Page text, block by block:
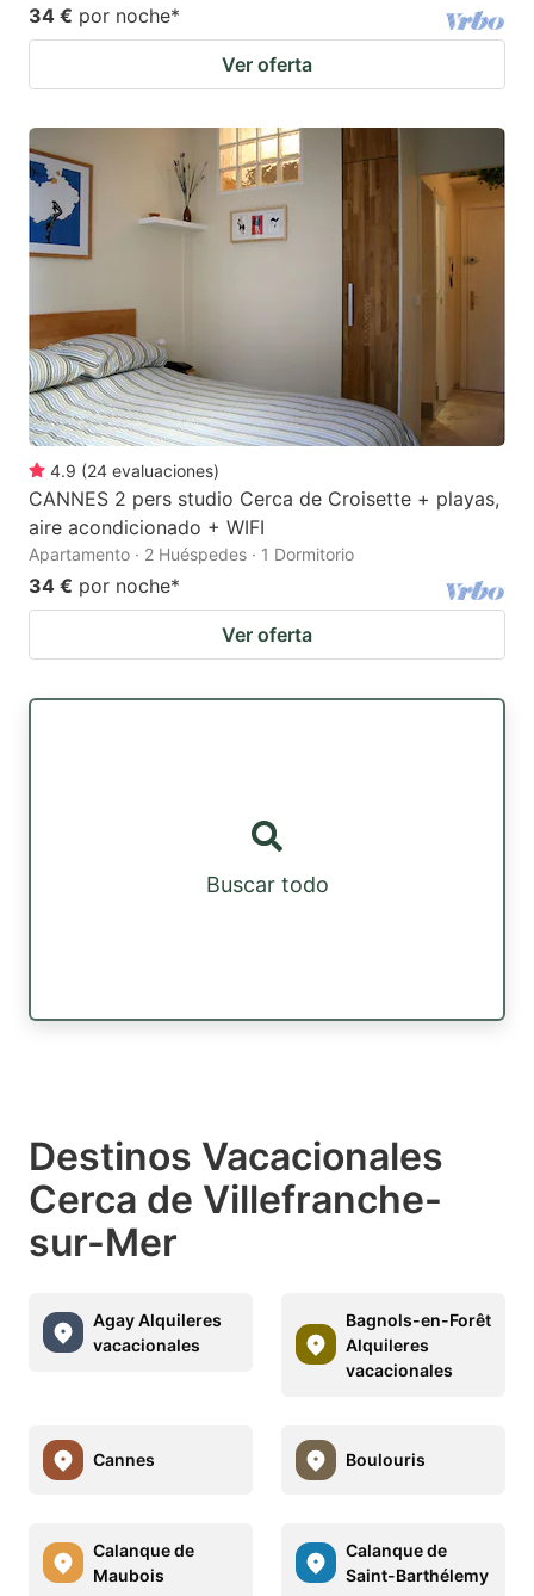
34 € por noche*
Ver oferta
4.9 (24 evaluaciones)
CANNES 2 pers studio Cerca de Croisette + playas,
aire acondicionado + WIFI
Apartamento · 2 Huéspedes · 1 Dormitorio
34 € por noche*
Ver oferta
Buscar todo
Destinos Vacacionales
Cerca de Villefranche-
sur-Mer
Agay Alquileres
vacacionales
Bagnols-en-Forêt
Alquileres
vacacionales
Cannes Boulouris
Calanque de
Maubois
Calanque de
Saint-Barthélemy